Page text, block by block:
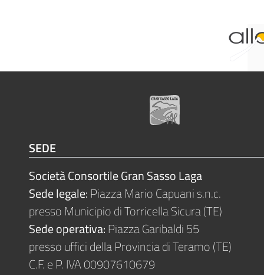
SEDE
Società Consortile Gran Sasso Laga
Sede legale:Piazza Mario Capuani s.n.c.
presso Municipio di Torricella Sicura (TE)
Sede operativa:Piazza Garibaldi 55
presso uffici della Provincia di Teramo (TE)
C.F. e P. IVA 00907610679